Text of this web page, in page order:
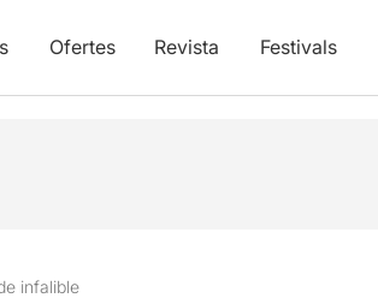
Ofertes Revista Festivals
infalible